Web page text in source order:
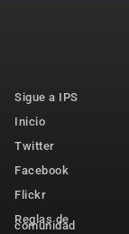
Sigue a IPS
Inicio
Twitter
Facebook
Flickr
Reglas de
comunidad